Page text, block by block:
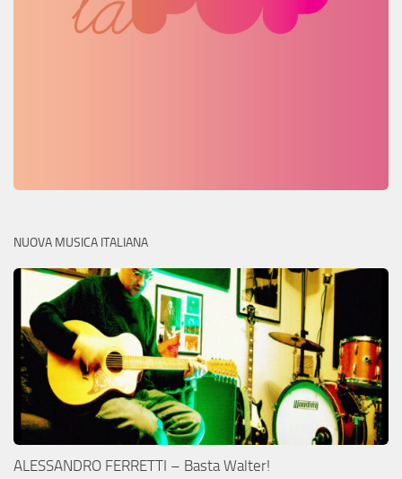
NUOVA MUSICA ITALIANA
ALESSANDRO FERRETTI – Basta Walter!